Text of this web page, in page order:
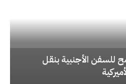
للسفن الأجنبية بنقل